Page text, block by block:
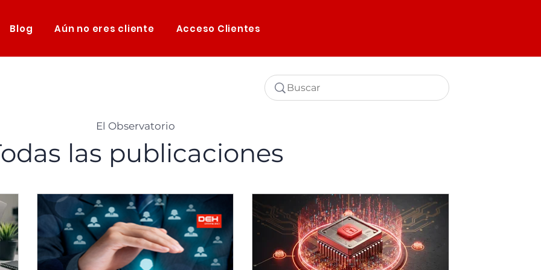
Blog Aún no eres cliente Acceso Clientes
Buscar
El Observatorio
las publicaciones